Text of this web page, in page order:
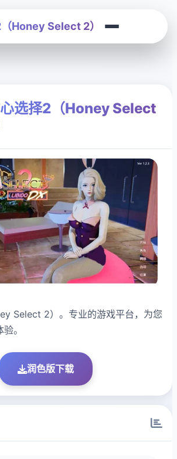
Honey Select 2）
选择2（Honey Select
Select 2）。专业的游戏平台，为您
。
润色版下载